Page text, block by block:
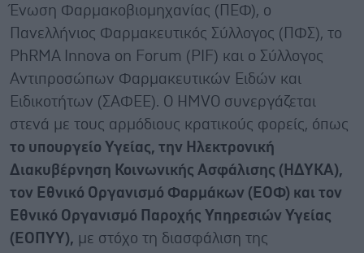
Ένωση Φαρμακοβιομηχανίας (ΠΕΦ), ο
Πανελλήνιος Φαρμακευτικός Σύλλογος (ΠΦΣ), το
PhRMA Innova on Forum (PIF) και ο Σύλλογος
Αντιπροσώπων Φαρμακευτικών Ειδών και
Ειδικοτήτων (ΣΑΦΕΕ). Ο HMVO συνεργάζεται
στενά με τους αρμόδιους κρατικούς φορείς, όπως
το υπουργείο Υγείας, την Ηλεκτρονική
Διακυβέρνηση Κοινωνικής Ασφάλισης (ΗΔΥΚΑ),
τον Εθνικό Οργανισμό Φαρμάκων (ΕΟΦ) και τον
Εθνικό Οργανισμό Παροχής Υπηρεσιών Υγείας
(ΕΟΠΥΥ), με στόχο τη διασφάλιση της